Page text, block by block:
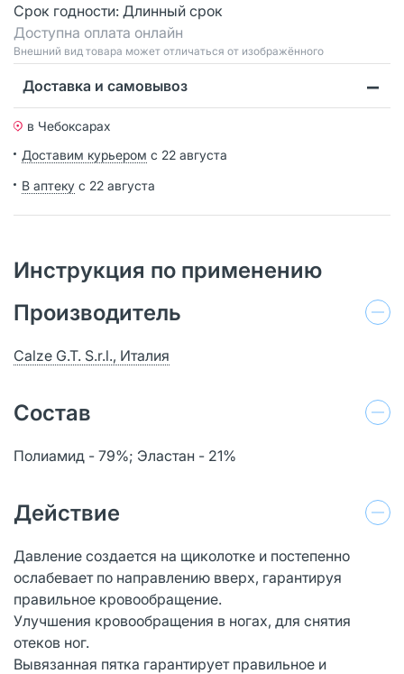
Срок годности: Длинный срок
Доступна оплата онлайн
Bнешний вид товара может отличаться от изображённого
Доставка и самовывоз
в Чебоксарах
Доставим курьером с 22 августа
В аптеку с 22 августа
Инструкция по применению
Производитель
Calze G.T. S.r.l., Италия
Состав
Полиамид - 79%; Эластан - 21%
Действие
Давление создается на щиколотке и постепенно
ослабевает по направлению вверх, гарантируя
правильное кровообращение.
Улучшения кровообращения в ногах, для снятия
отеков ног.
Вывязанная пятка гарантирует правильное и